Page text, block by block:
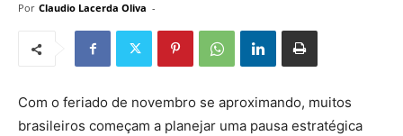
Por Claudio Lacerda Oliva -
Com o feriado de novembro se aproximando, muitos
brasileiros começam a planejar uma pausa estratégica